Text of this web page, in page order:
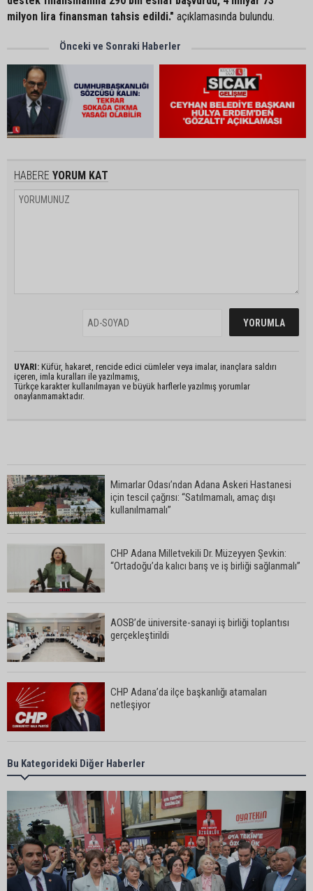
milyon lira finansman tahsis edildi." açıklamasında bulundu.
Önceki ve Sonraki Haberler
HABERE YORUM KAT
UYARI: Küfür, hakaret, rencide edici cümleler veya imalar, inançlara saldırı
içeren, imla kuralları ile yazılmamış,
Türkçe karakter kullanılmayan ve büyük harflerle yazılmış yorumlar
onaylanmamaktadır.
Mimarlar Odası’ndan Adana Askeri Hastanesi
için tescil çağrısı: “Satılmamalı, amaç dışı
kullanılmamalı”
CHP Adana Milletvekili Dr. Müzeyyen Şevkin:
“Ortadoğu’da kalıcı barış ve iş birliği sağlanmalı”
AOSB’de üniversite-sanayi iş birliği toplantısı
gerçekleştirildi
CHP Adana’da ilçe başkanlığı atamaları
netleşiyor
Adana Büyükşehir Yaz Spor Okulları’nda 30 bin
çocuk sporla buluştu
Beşiktaş dosyasında iki tahliye: Özcan Zenger ve
Utku Caner Çaykara serbest bırakıldı
Bu Kategorideki Diğer Haberler